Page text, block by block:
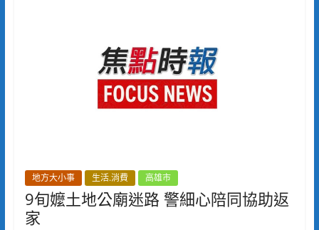
地方大小事 生活.消費 高雄市
9旬嬤土地公廟迷路 警細心陪同協助返
家